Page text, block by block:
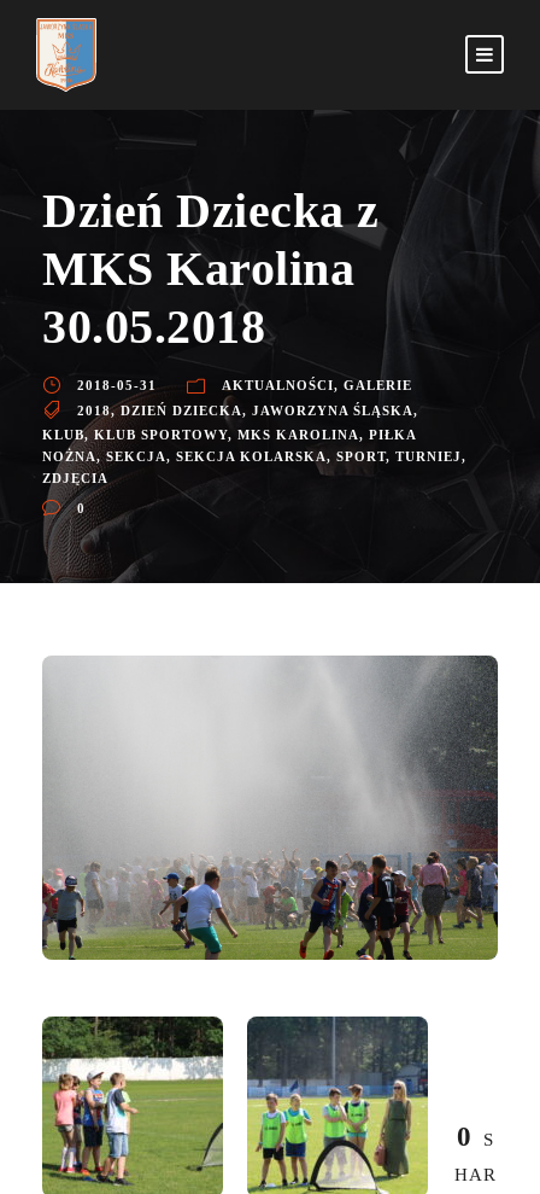
Dzień Dziecka z
MKS Karolina
30.05.2018
2018-05-31 AKTUALNOŚCI, GALERIE
2018, DZIEŃ DZIECKA, JAWORZYNA ŚLĄSKA,
KLUB, KLUB SPORTOWY, MKS KAROLINA, PIŁKA
NOŻNA, SEKCJA, SEKCJA KOLARSKA, SPORT, TURNIEJ,
ZDJĘCIA
0
0
S
HAR